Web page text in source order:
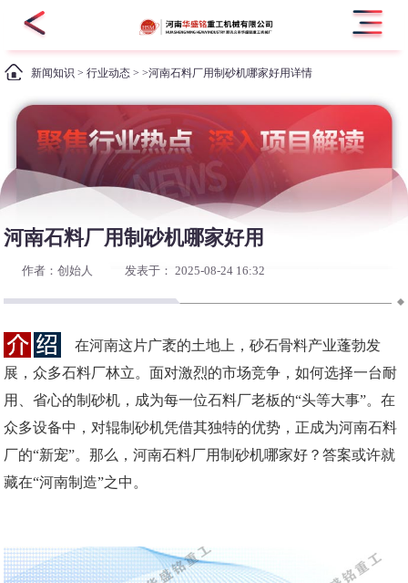
新闻知识 >行业动态 > >河南石料厂用制砂机哪家好用详情
河南石料厂用制砂机哪家好用
作者：创始人 发表于： 2025-08-24 16:32
在河南这片广袤的土地上，砂石骨料产业蓬勃发
展，众多石料厂林立。面对激烈的市场竞争，如何选择一台耐
用、省心的制砂机，成为每一位石料厂老板的“头等大事”。在
众多设备中，对辊制砂机凭借其独特的优势，正成为河南石料
厂的“新宠”。那么，河南石料厂用制砂机哪家好？答案或许就
藏在“河南制造”之中。